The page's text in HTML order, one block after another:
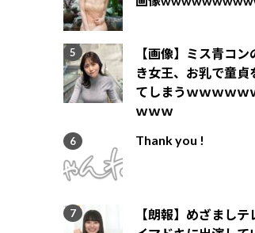
【画像】ミス青コン
き女王、お乳で童
てしまうｗｗｗｗｗ
ｗｗｗ
Thank you !
【朗報】めざましテ